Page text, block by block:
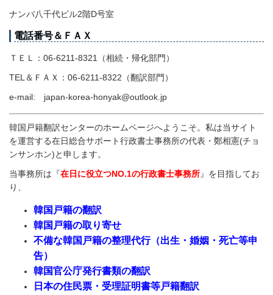
ナンバ八千代ビル2階D号室
電話番号＆ＦＡＸ
ＴＥＬ：06-6211-8321（相続・帰化部門）
TEL＆ＦＡＸ：06-6211-8322（翻訳部門）
e-mail: japan-korea-honyak@outlook.jp
韓国戸籍翻訳センターのホームページへようこそ。私は当サイト
を運営する在日総合サポート行政書士事務所の代表・鄭相憲(チョ
ンサンホン)と申します。
当事務所は『在日に役立つNO.1の行政書士事務所』を目指してお
り、
韓国戸籍の翻訳
韓国戸籍の取り寄せ
不備な韓国戸籍の整理代行（出生・婚姻・死亡等申
告）
韓国官公庁発行書類の翻訳
日本の住民票・受理証明書等戸籍翻訳